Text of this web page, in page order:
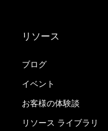
リソース
ブログ
イベント
お客様の体験談
リソース ライブラリ